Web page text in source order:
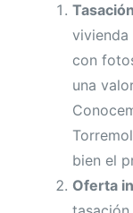
vivienda
con
una
bien el
Oferta